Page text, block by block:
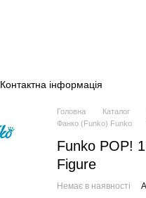
Контактна інформація
Головна Каталог
Фанко (Funko) Funko
Funko POP!
Figure
Немає в наявності